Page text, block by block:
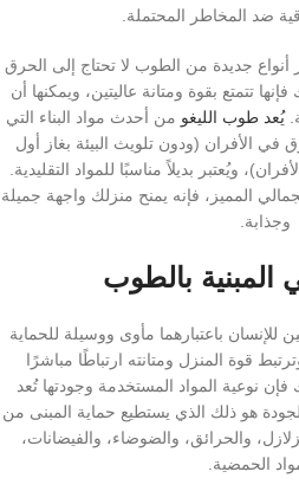
ضد المخاطر المحتملة.
جديدة من الطوب لا تحتاج إلى الحرق
تتمتع بقوة ومتانة عاليتين، ويمكنها أن
يُعد طوب الليغو من أحدث مواد البناء التي
في الأفران (ودون تلويث البيئة بغاز أول
ويُعتبر بديلاً مناسبًا للمواد التقليدية.
المميز، فإنه يمنح منزلك واجهة جميلة
وجذابة.
المبنية بالطوب
للإنسان باعتبارهما مأوى ووسيلة للحماية
قوة المنزل ومتانته ارتباطًا مباشرًا
نوعية المواد المستخدمة وجودتها تُعد
الجودة هو ذلك الذي يستطيع حماية المبنى من
والحرائق، والضوضاء، والفيضانات،
الحمضية.